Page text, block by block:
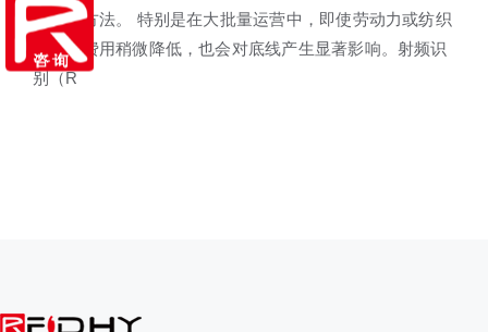
力的新方法。 特别是在大批量运营中，即使劳动力或纺织
品更换费用稍微降低，也会对底线产生显著影响。射频识
别（R